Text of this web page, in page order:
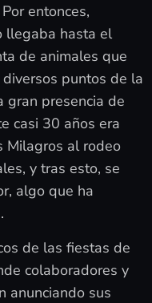
entonces,
llegaba hasta el
de animales que
puntos de la
gran presencia de
casi 30 años era
Milagros al rodeo
y tras esto, se
algo que ha
de las fiestas de
colaboradores y
anunciando sus